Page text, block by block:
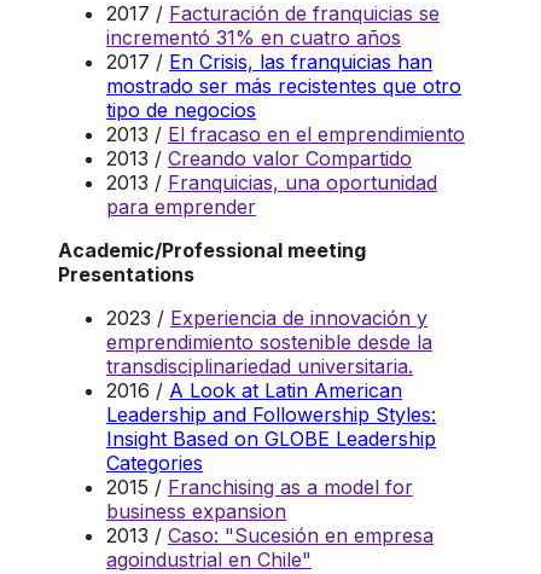
2017 / Facturación de franquicias se
incrementó 31% en cuatro años
2017 / En Crisis, las franquicias han
mostrado ser más recistentes que otro
tipo de negocios
2013 / El fracaso en el emprendimiento
2013 / Creando valor Compartido
2013 / Franquicias, una oportunidad
para emprender
Academic/Professional meeting
Presentations
2023 / Experiencia de innovación y
emprendimiento sostenible desde la
transdisciplinariedad universitaria.
2016 / A Look at Latin American
Leadership and Followership Styles:
Insight Based on GLOBE Leadership
Categories
2015 / Franchising as a model for
business expansion
2013 / Caso: "Sucesión en empresa
agoindustrial en Chile"